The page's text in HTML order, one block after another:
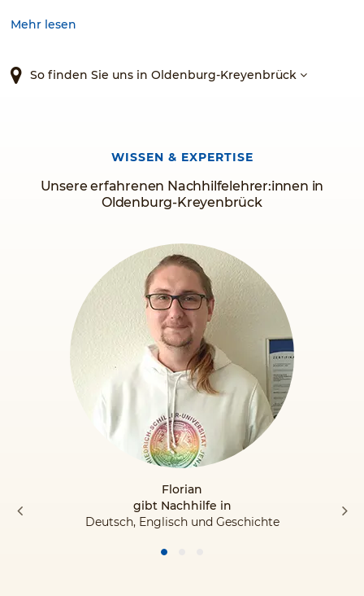
Kurse zur Prüfungsvorbereitung mildern den Stress und die
Mehr lesen
So finden Sie uns in Oldenburg-Kreyenbrück
Unsere erfahrenen Nachhilfelehrer:innen in
Oldenburg-Kreyenbrück
WISSEN & EXPERTISE
Florian
gibt Nachhilfe in
Deutsch, Englisch und Geschichte